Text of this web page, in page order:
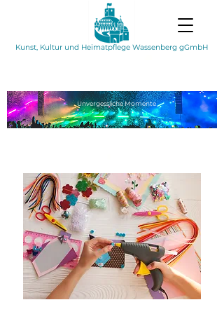
Kunst, Kultur und Heimatpflege Wassenberg gGmbH
UnvergesslicheMomente